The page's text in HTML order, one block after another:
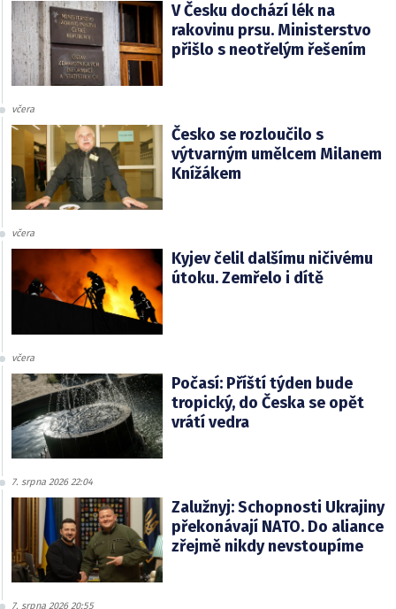
V Česku dochází lék na
rakovinu prsu. Ministerstvo
přišlo s neotřelým řešením
včera
Česko se rozloučilo s
výtvarným umělcem Milanem
Knížákem
včera
Kyjev čelil dalšímu ničivému
útoku. Zemřelo i dítě
včera
Počasí: Příští týden bude
tropický, do Česka se opět
vrátí vedra
7. srpna 2026 22:04
Zalužnyj: Schopnosti Ukrajiny
překonávají NATO. Do aliance
zřejmě nikdy nevstoupíme
7. srpna 2026 20:55